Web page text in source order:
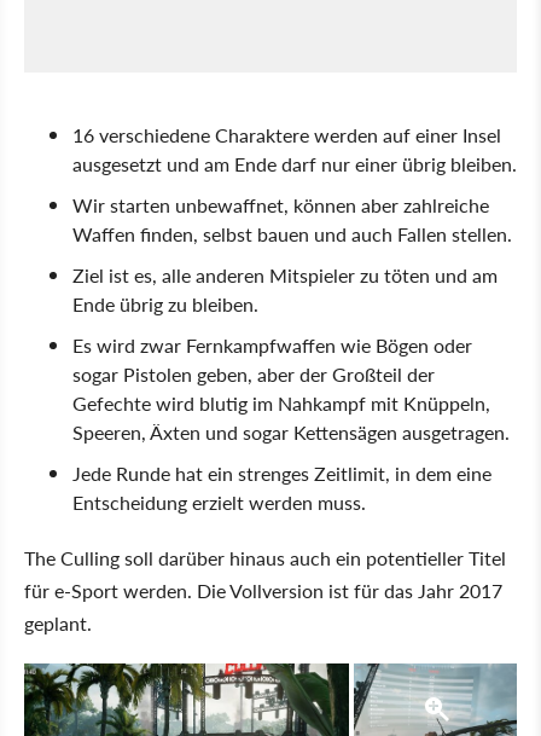
16 verschiedene Charaktere werden auf einer Insel
ausgesetzt und am Ende darf nur einer übrig bleiben.
Wir starten unbewaffnet, können aber zahlreiche
Waffen finden, selbst bauen und auch Fallen stellen.
Ziel ist es, alle anderen Mitspieler zu töten und am
Ende übrig zu bleiben.
Es wird zwar Fernkampfwaffen wie Bögen oder
sogar Pistolen geben, aber der Großteil der
Gefechte wird blutig im Nahkampf mit Knüppeln,
Speeren, Äxten und sogar Kettensägen ausgetragen.
Jede Runde hat ein strenges Zeitlimit, in dem eine
Entscheidung erzielt werden muss.
The Culling soll darüber hinaus auch ein potentieller Titel
für e-Sport werden. Die Vollversion ist für das Jahr 2017
geplant.